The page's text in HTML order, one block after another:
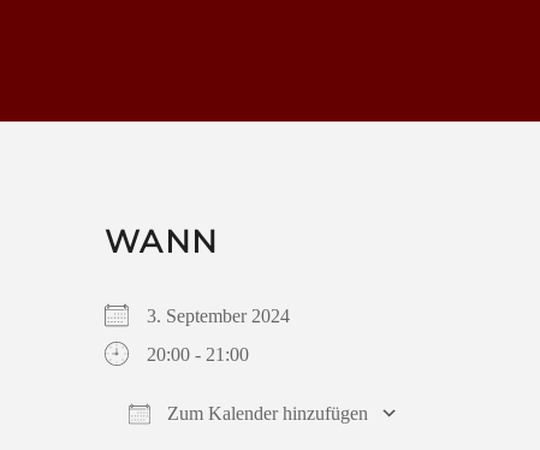
WANN
3. September 2024
20:00 - 21:00
Zum Kalender hinzufügen